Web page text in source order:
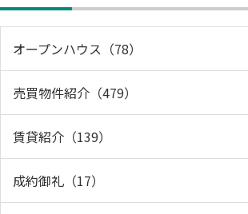
オープンハウス（78）
売買物件紹介（479）
賃貸紹介（139）
成約御礼（17）